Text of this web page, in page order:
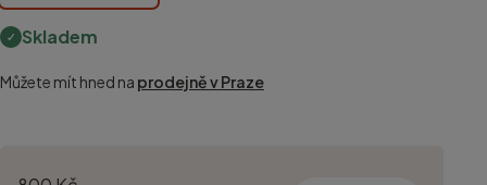
Skladem
Můžete mít hned na prodejně v Praze